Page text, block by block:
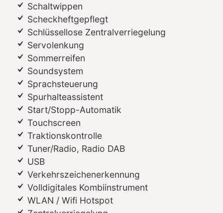
Schaltwippen
Scheckheftgepflegt
Schlüssellose Zentralverriegelung
Servolenkung
Sommerreifen
Soundsystem
Sprachsteuerung
Spurhalteassistent
Start/Stopp-Automatik
Touchscreen
Traktionskontrolle
Tuner/Radio, Radio DAB
USB
Verkehrszeichenerkennung
Volldigitales Kombiinstrument
WLAN / Wifi Hotspot